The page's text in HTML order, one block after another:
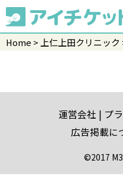
Home 上仁上田クリニック
運営会社
プ
広告掲載に
©2017